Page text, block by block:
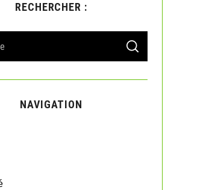
RECHERCHER :
S
A
C
NAVIGATION